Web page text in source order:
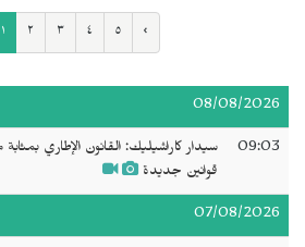
١ ٢ ٣ ٤ ٥ ›
08/08/2026
09:03
سيدار كاراشيليك: القانون الإطاري
قوانين جديدة
07/08/2026